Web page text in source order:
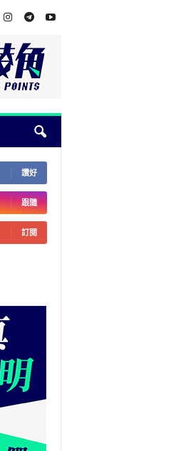
讚好
跟隨
訂閱